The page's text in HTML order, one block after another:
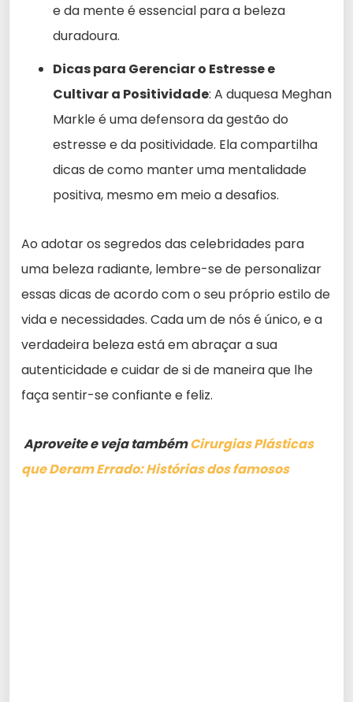
e da mente é essencial para a beleza
duradoura.
Dicas para Gerenciar o Estresse e
Cultivar a Positividade: A duquesa Meghan
Markle é uma defensora da gestão do
estresse e da positividade. Ela compartilha
dicas de como manter uma mentalidade
positiva, mesmo em meio a desafios.
Ao adotar os segredos das celebridades para
uma beleza radiante, lembre-se de personalizar
essas dicas de acordo com o seu próprio estilo de
vida e necessidades. Cada um de nós é único, e a
verdadeira beleza está em abraçar a sua
autenticidade e cuidar de si de maneira que lhe
faça sentir-se confiante e feliz.
Aproveite e veja tambémCirurgias Plásticas
que Deram Errado: Histórias dos famosos